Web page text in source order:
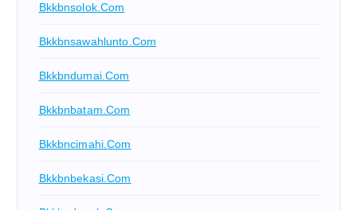
Bkkbnsolok.com
Bkkbnsawahlunto.com
Bkkbndumai.com
Bkkbnbatam.com
Bkkbncimahi.com
Bkkbnbekasi.com